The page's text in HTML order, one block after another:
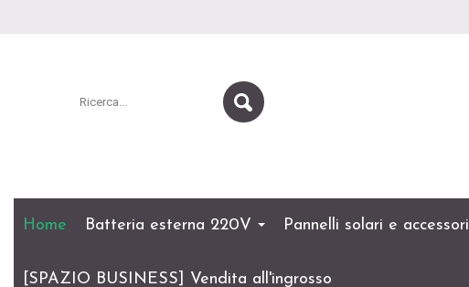
Home Batteria esterna 220V Pannelli solari e accessori
[SPAZIO BUSINESS] Vendita all'ingrosso